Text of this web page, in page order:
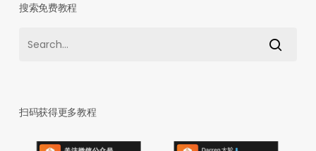
搜索免费教程
扫码获得更多教程